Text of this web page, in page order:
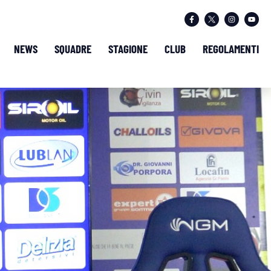
NEWS SQUADRE STAGIONE CLUB REGOLAMENTI